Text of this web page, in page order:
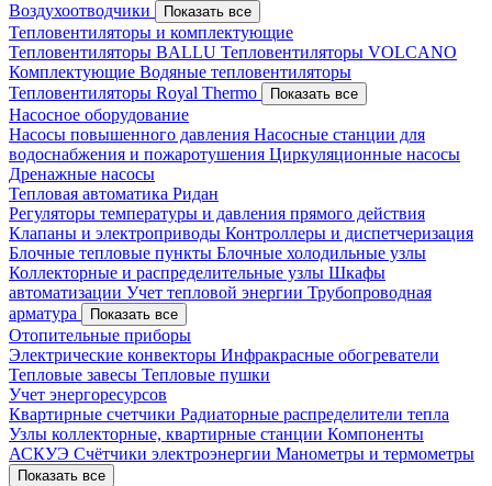
Воздухоотводчики
Показать все
Тепловентиляторы и комплектующие
Тепловентиляторы BALLU Тепловентиляторы VOLCANO
Комплектующие Водяные тепловентиляторы
Тепловентиляторы Royal Thermo
Показать все
Насосное оборудование
Насосы повышенного давления Насосные станции для
водоснабжения и пожаротушения Циркуляционные насосы
Дренажные насосы
Тепловая автоматика Ридан
Регуляторы температуры и давления прямого действия
Клапаны и электроприводы Контроллеры и диспетчеризация
Блочные тепловые пункты Блочные холодильные узлы
Коллекторные и распределительные узлы Шкафы
автоматизации Учет тепловой энергии Трубопроводная
арматура
Показать все
Отопительные приборы
Электрические конвекторы Инфракрасные обогреватели
Тепловые завесы Тепловые пушки
Учет энергоресурсов
Квартирные счетчики Радиаторные распределители тепла
Узлы коллекторные, квартирные станции Компоненты
АСКУЭ Счётчики электроэнергии Манометры и термометры
Показать все